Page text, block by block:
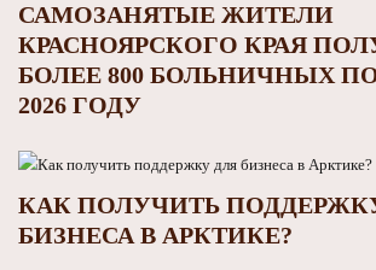
САМОЗАНЯТЫЕ ЖИТЕЛИ
КРАСНОЯРСКОГО КРАЯ
БОЛЕЕ 800 БОЛЬНИЧНЫХ
2026 ГОДУ
КАК ПОЛУЧИТЬ
БИЗНЕСА В АРКТИКЕ?